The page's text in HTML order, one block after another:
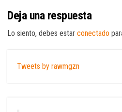
Deja una respuesta
Lo siento, debes estar conectado
Tweets by rawmgzn